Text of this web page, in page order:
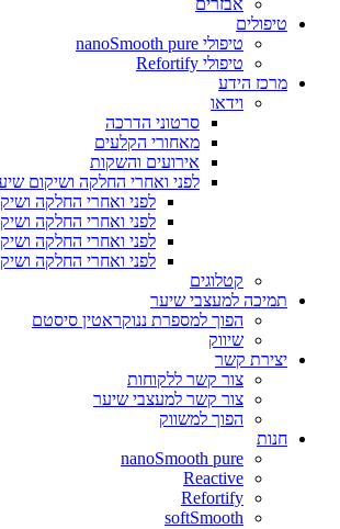
אבזרים
טיפולים
טיפולי nanoSmooth pure
טיפולי Refortify
מרכז הידע
וידאו
סרטוני הדרכה
מאחורי הקלעים
אירועים והשקות
לפני ואחרי החלקה ושיקום
לפני ואחרי החלקה
לפני ואחרי החלקה
לפני ואחרי החלקה
לפני ואחרי החלקה
קטלוגים
תמיכה למעצבי שיער
הפוך למספרת ננוקראטין סיסטם
שיווק
יצירת קשר
צור קשר ללקוחות
צור קשר למעצבי שיער
הפוך למשווק
חנות
nanoSmooth pure
Reactive
Refortify
softSmooth